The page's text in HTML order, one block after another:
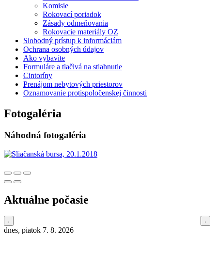
Komisie
Rokovací poriadok
Zásady odmeňovania
Rokovacie materiály OZ
Slobodný prístup k informáciám
Ochrana osobných údajov
Ako vybavíte
Formuláre a tlačivá na stiahnutie
Cintoríny
Prenájom nebytových priestorov
Oznamovanie protispoločenskej činnosti
Fotogaléria
Náhodná fotogaléria
Aktuálne počasie
dnes, piatok 7. 8. 2026